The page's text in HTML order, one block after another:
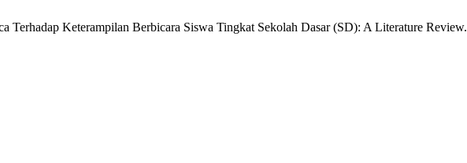
Terhadap Keterampilan Berbicara Siswa Tingkat Sekolah Dasar (SD): A Literature Review.